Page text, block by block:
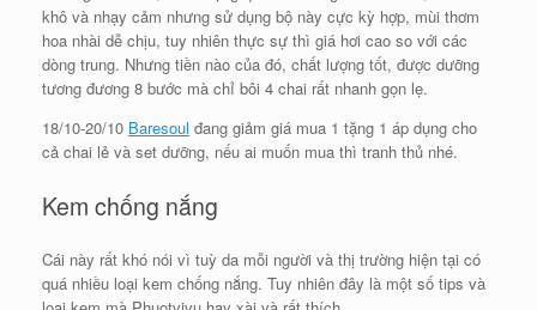
khô và nhạy cảm nhưng sử dụng bộ này cực kỳ hợp, mùi thơm
hoa nhài dễ chịu, tuy nhiên thực sự thì giá hơi cao so với các
dòng trung. Nhưng tiền nào của đó, chất lượng tốt, được dưỡng
tương đương 8 bước mà chỉ bôi 4 chai rất nhanh gọn lẹ.
18/10-20/10 Baresoul đang giảm giá mua 1 tặng 1 áp dụng cho
cả chai lẻ và set dưỡng, nếu ai muốn mua thì tranh thủ nhé.
Kem chống nắng
Cái này rất khó nói vì tuỳ da mỗi người và thị trường hiện tại có
quá nhiều loại kem chống nắng. Tuy nhiên đây là một số tips và